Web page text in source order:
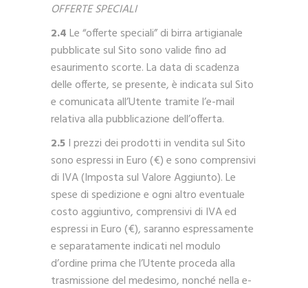
OFFERTE SPECIALI
2.4Le “offerte speciali” di birra artigianale
pubblicate sul Sito sono valide fino ad
esaurimento scorte. La data di scadenza
delle offerte, se presente, è indicata sul Sito
e comunicata all’Utente tramite l’e-mail
relativa alla pubblicazione dell’offerta.
2.5I prezzi dei prodotti in vendita sul Sito
sono espressi in Euro (€) e sono comprensivi
di IVA (Imposta sul Valore Aggiunto). Le
spese di spedizione e ogni altro eventuale
costo aggiuntivo, comprensivi di IVA ed
espressi in Euro (€), saranno espressamente
e separatamente indicati nel modulo
d’ordine prima che l’Utente proceda alla
trasmissione del medesimo, nonché nella e-